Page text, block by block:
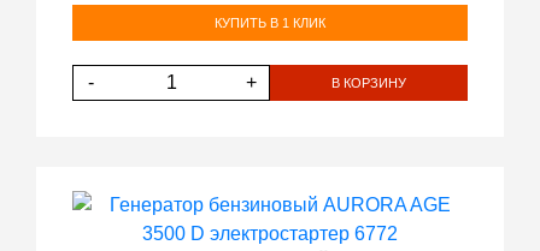
КУПИТЬ В 1 КЛИК
- + В КОРЗИНУ